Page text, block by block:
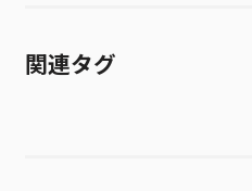
関連タグ